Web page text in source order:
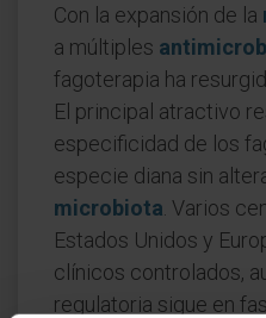
Con la expansión de la
a múltiples
fagoterapia ha
El principal atractivo
especificidad de los
especie diana sin
microbiota . Varios
Estados Unidos y
clínicos controlados,
regulatoria sigue en